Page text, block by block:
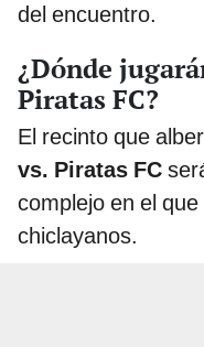
del encuentro.
¿Dónde
Piratas FC?
El recinto que
vs. Piratas FC
complejo en el
chiclayanos.